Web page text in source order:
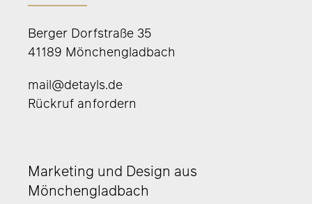
Berger Dorfstraße 35
41189 Mönchengladbach
mail@detayls.de
Rückruf anfordern
Marketing und Design aus
Mönchengladbach